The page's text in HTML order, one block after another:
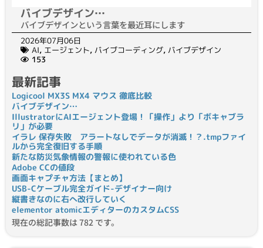
バイブデザイン…
バイブデザインという言葉を最近耳にします
2026年07月06日
AI, エージェント, バイブコーディング, バイブデザイン
153
最新記事
Logicool MX3S MX4 マウス 徹底比較
バイブデザイン…
IllustratorにAIエージェント登場！「操作」より「ボキャブラ
リ」が必要
イラレ 保存失敗 アラートなしでデータが消滅！？.tmpファイ
ルから完全復旧する手順
新たな防災気象情報の警報に使われている色
Adobe CCの値段
画面キャプチャ方法【まとめ】
USB-Cケーブル完全ガイド-デザイナー向け
縦書きなのに右へ改行していく
elementor atomicエディターのカスタムCSS
現在の総記事数は 782 です。